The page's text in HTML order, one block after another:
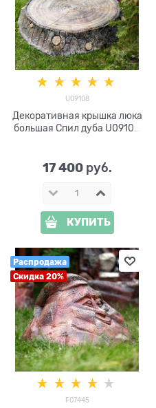
U09108
Декоративная крышка люка
большая Спил дуба U09108
17 400 руб.
КУПИТЬ
Распродажа
Скидка 20%
F07445